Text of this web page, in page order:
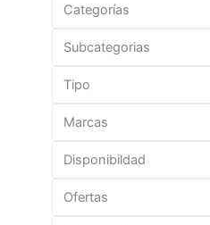
Categorías
Subcategorias
Tipo
Marcas
Disponibildad
Ofertas